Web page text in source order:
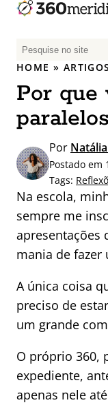
P
e
q
u
i
a
r
p
o
:
HOME » ARTIGOS
Por que
paralelos
Por
Postado em
Tags:
Na escola,
sempre me
apresentações
mania de
A única coisa
preciso de
um grande
O próprio 360,
expediente,
apenas nele